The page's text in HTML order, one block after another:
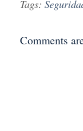
Tags:
Comments